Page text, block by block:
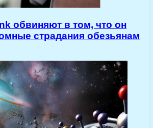
обвиняют в том, что он
страдания обезьянам